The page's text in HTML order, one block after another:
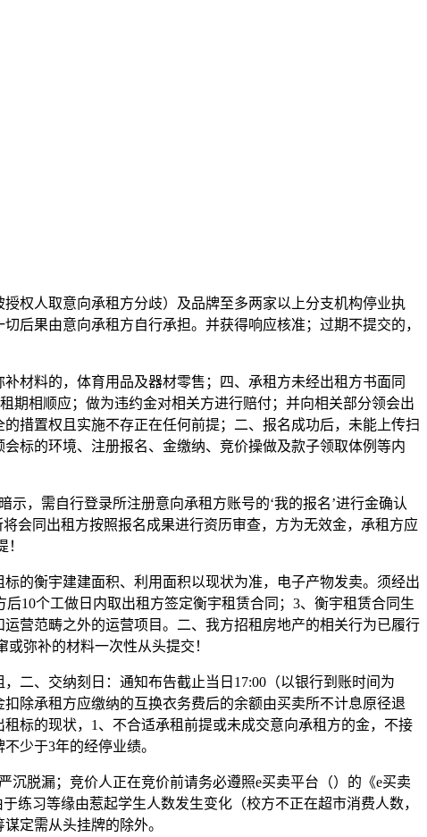
权人取意向承租方分歧）及品牌至多两家以上分支机构停业执
后果由意向承租方自行承担。并获得响应核准；过期不提交的，
料的，体育用品及器材零售；四、承租方未经出租方书面同
期相顺应；做为违约金对相关方进行赔付；并向相关部分领会出
措置权且实施不存正在任何前提；二、报名成功后，未能上传扫
标的环境、注册报名、金缴纳、竞价操做及款子领取体例等内
，需自行登录所注册意向承租方账号的‘我的报名’进行金确认
会同出租方按照报名成果进行资历审查，方为无效金，承租方应
衡宇建建面积、利用面积以现状为准，电子产物发卖。须经出
10个工做日内取出租方签定衡宇租赁合同；3、衡宇租赁合同生
营范畴之外的运营项目。二、我方招租房地产的相关行为已履行
弥补的材料一次性从头提交！
、交纳刻日：通知布告截止当日17:00（以银行到账时间为
除承租方应缴纳的互换衣务费后的余额由买卖所不计息原径退
标的现状，1、不合适承租前提或未成交意向承租方的金，不接
少于3年的经停业绩。
脱漏；竞价人正在竞价前请务必遵照e买卖平台（）的《e买卖
练习等缘由惹起学生人数发生变化（校方不正在超市消费人数，
定需从头挂牌的除外。